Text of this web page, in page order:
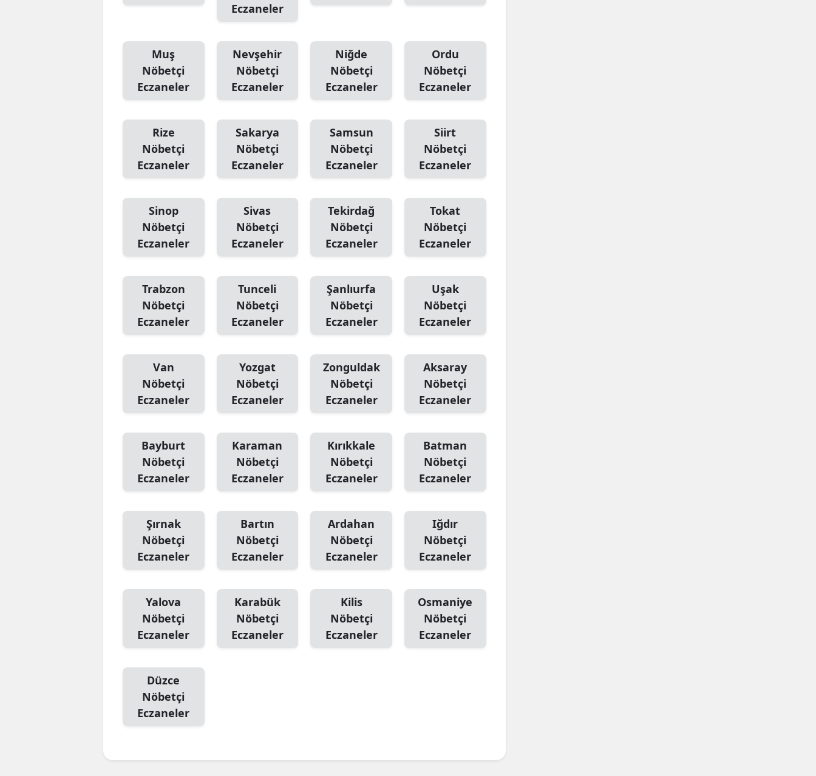
Eczaneler
Muş
Nöbetçi
Eczaneler
Nevşehir
Nöbetçi
Eczaneler
Niğde
Nöbetçi
Eczaneler
Ordu
Nöbetçi
Eczaneler
Rize
Nöbetçi
Eczaneler
Sakarya
Nöbetçi
Eczaneler
Samsun
Nöbetçi
Eczaneler
Siirt
Nöbetçi
Eczaneler
Sinop
Nöbetçi
Eczaneler
Sivas
Nöbetçi
Eczaneler
Tekirdağ
Nöbetçi
Eczaneler
Tokat
Nöbetçi
Eczaneler
Trabzon
Nöbetçi
Eczaneler
Tunceli
Nöbetçi
Eczaneler
Şanlıurfa
Nöbetçi
Eczaneler
Uşak
Nöbetçi
Eczaneler
Van
Nöbetçi
Eczaneler
Yozgat
Nöbetçi
Eczaneler
Zonguldak
Nöbetçi
Eczaneler
Aksaray
Nöbetçi
Eczaneler
Bayburt
Nöbetçi
Eczaneler
Karaman
Nöbetçi
Eczaneler
Kırıkkale
Nöbetçi
Eczaneler
Batman
Nöbetçi
Eczaneler
Şırnak
Nöbetçi
Eczaneler
Bartın
Nöbetçi
Eczaneler
Ardahan
Nöbetçi
Eczaneler
Iğdır
Nöbetçi
Eczaneler
Yalova
Nöbetçi
Eczaneler
Karabük
Nöbetçi
Eczaneler
Kilis
Nöbetçi
Eczaneler
Osmaniye
Nöbetçi
Eczaneler
Düzce
Nöbetçi
Eczaneler